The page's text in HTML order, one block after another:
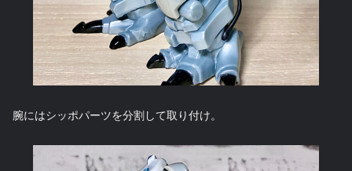
腕にはシッポパーツを分割して取り付け。